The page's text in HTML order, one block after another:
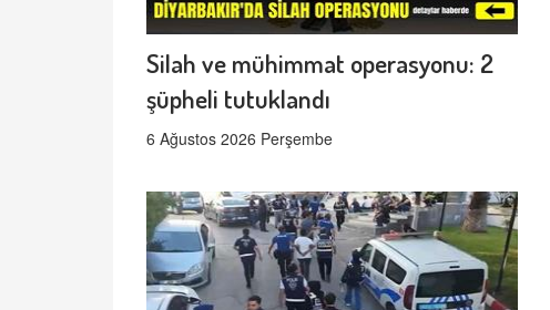
Silah ve mühimmat operasyonu: 2
şüpheli tutuklandı
6 Ağustos 2026 Perşembe